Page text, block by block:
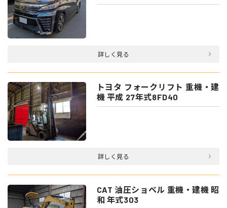
詳しく見る
トヨタ フォークリフト 重機・建
機 平成 27年式8FD40
詳しく見る
CAT 油圧ショベル 重機・建機 昭
和 年式303